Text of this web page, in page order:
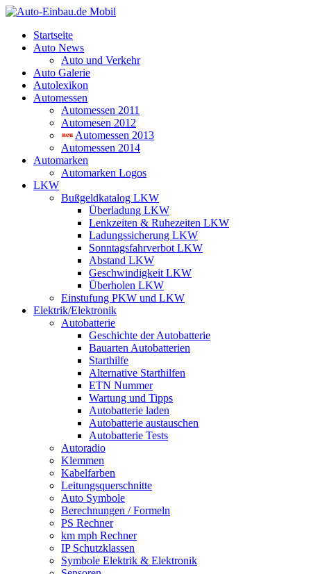
Startseite
Auto News
Auto und Verkehr
Auto Galerie
Autolexikon
Automessen
Automessen 2011
Automesen 2012
Automessen 2013
Automessen 2014
Automarken
Automarken Logos
LKW
Bußgeldkatalog LKW
Überladung LKW
Lenkzeiten & Ruhezeiten LKW
Ladungssicherung LKW
Sonntagsfahrverbot LKW
Abstand LKW
Geschwindigkeit LKW
Überholen LKW
Einstufung PKW und LKW
Elektrik/Elektronik
Autobatterie
Geschichte der Autobatterie
Bauarten Autobatterien
Starthilfe
Alternative Starthilfen
ETN Nummer
Wartung und Tipps
Autobatterie laden
Autobatterie austauschen
Autobatterie Tests
Autoradio
Klemmen
Kabelfarben
Leitungsquerschnitte
Auto Symbole
Berechnungen / Formeln
PS Rechner
km mph Rechner
IP Schutzklassen
Symbole Elektrik & Elektronik